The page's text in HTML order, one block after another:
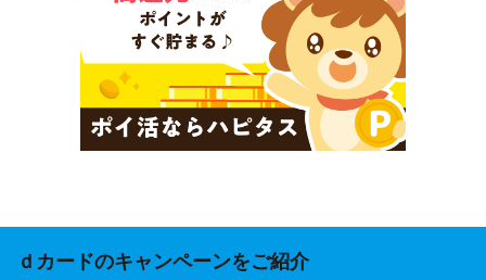
ｄカードのキャンペーンをご紹介